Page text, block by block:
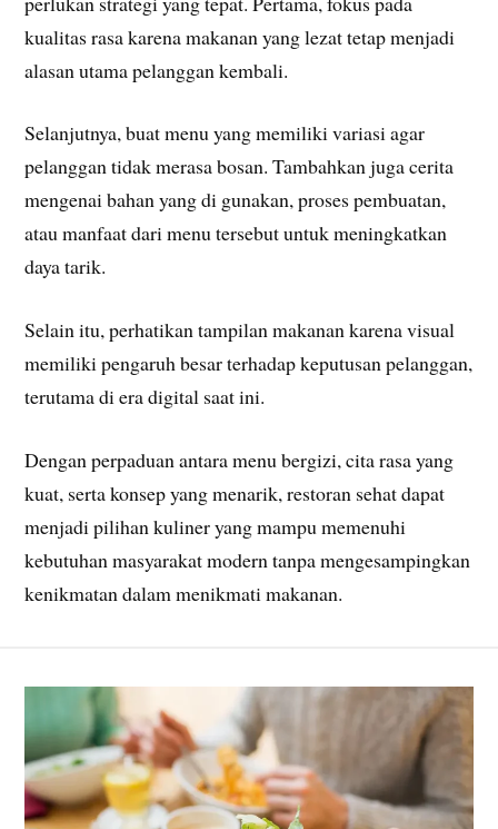
kualitas rasa karena makanan yang lezat tetap menjadi
alasan utama pelanggan kembali.
Selanjutnya, buat menu yang memiliki variasi agar
pelanggan tidak merasa bosan. Tambahkan juga cerita
mengenai bahan yang di gunakan, proses pembuatan,
atau manfaat dari menu tersebut untuk meningkatkan
daya tarik.
Selain itu, perhatikan tampilan makanan karena visual
memiliki pengaruh besar terhadap keputusan pelanggan,
terutama di era digital saat ini.
Dengan perpaduan antara menu bergizi, cita rasa yang
kuat, serta konsep yang menarik, restoran sehat dapat
menjadi pilihan kuliner yang mampu memenuhi
kebutuhan masyarakat modern tanpa mengesampingkan
kenikmatan dalam menikmati makanan.